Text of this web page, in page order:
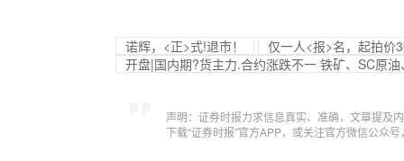
诺辉，<正>式!退市！
仅一人<报>名，起拍价
开盘|国内期?货主力.合约涨跌不一 铁矿、SC原
声明：证券时报力求信息真实、准确，文章提及
下载“证券时报”官方APP，或关注官方微信公众